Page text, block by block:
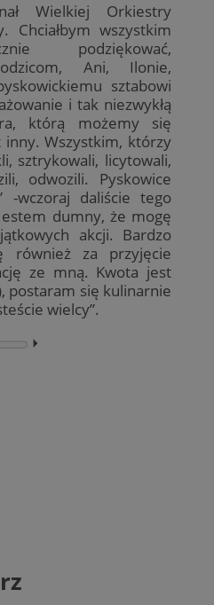
Wielkiej Orkiestry
Chciałbym wszystkim
podziękować,
Ani, Ilonie,
sztabowi
i tak niezwykłą
którą możemy się
Wszystkim, którzy
sztrykowali, licytowali,
odwozili. Pyskowice
-wczoraj daliście tego
dumny, że mogę
akcji. Bardzo
również za przyjęcie
ze mną. Kwota jest
postaram się kulinarnie
wielcy”.
⏵︎